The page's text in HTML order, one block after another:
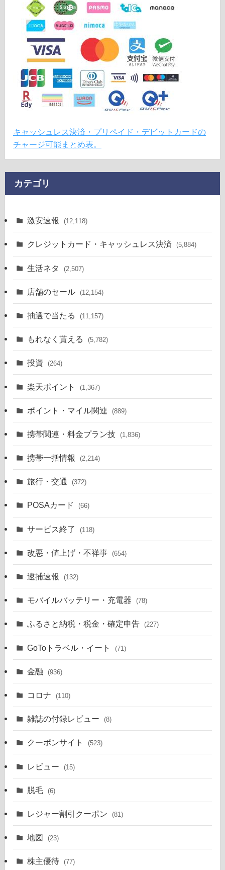
キャッシュレス決済・プリペイド・デビットカードの
チャージ可能まとめ表。
カテゴリ
激安速報 (12,118)
クレジットカード・キャッシュレス決済 (5,884)
生活ネタ (2,507)
店舗のセール (12,154)
抽選で当たる (11,157)
もれなく貰える (5,782)
投資 (264)
楽天ポイント (1,367)
ポイント・マイル関連 (889)
携帯関連・料金プラン技 (1,836)
携帯一括情報 (2,214)
旅行・交通 (372)
POSAカード (66)
サービス終了 (118)
改悪・値上げ・不祥事 (654)
逮捕速報 (132)
モバイルバッテリー・充電器 (78)
ふるさと納税・税金・確定申告 (227)
GoToトラベル・イート (71)
金融 (936)
コロナ (110)
雑誌の付録レビュー (8)
クーポンサイト (523)
レビュー (15)
脱毛 (6)
レジャー割引クーポン (81)
地図 (23)
株主優待 (77)